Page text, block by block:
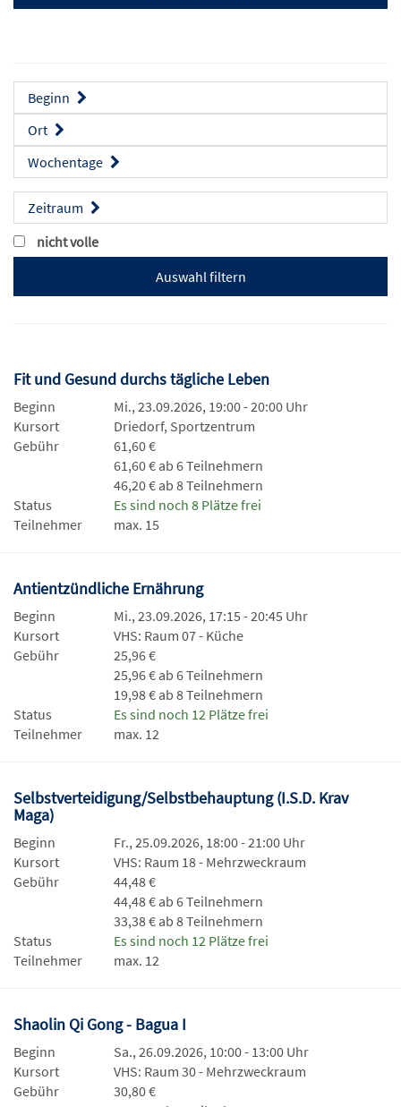
Beginn
Ort
Wochentage
Zeitraum
nicht volle
Fit und Gesund durchs tägliche Leben
Beginn
Mi., 23.09.2026, 19:00 - 20:00 Uhr
Kursort
Driedorf, Sportzentrum
Gebühr
61,60 €
61,60 € ab 6 Teilnehmern
46,20 € ab 8 Teilnehmern
Status
Es sind noch 8 Plätze frei
Teilnehmer
max. 15
Antientzündliche Ernährung
Beginn
Mi., 23.09.2026, 17:15 - 20:45 Uhr
Kursort
VHS: Raum 07 - Küche
Gebühr
25,96 €
25,96 € ab 6 Teilnehmern
19,98 € ab 8 Teilnehmern
Status
Es sind noch 12 Plätze frei
Teilnehmer
max. 12
Selbstverteidigung/Selbstbehauptung (I.S.D. Krav
Maga)
Beginn
Fr., 25.09.2026, 18:00 - 21:00 Uhr
Kursort
VHS: Raum 18 - Mehrzweckraum
Gebühr
44,48 €
44,48 € ab 6 Teilnehmern
33,38 € ab 8 Teilnehmern
Status
Es sind noch 12 Plätze frei
Teilnehmer
max. 12
Shaolin Qi Gong - Bagua I
Beginn
Sa., 26.09.2026, 10:00 - 13:00 Uhr
Kursort
VHS: Raum 30 - Mehrzweckraum
Gebühr
30,80 €